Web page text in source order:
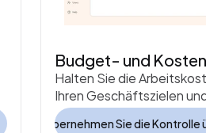
Budget- und
Halten Sie die
Ihren Geschäftszielen
manuelle Fehler.
Übernehmen Sie die